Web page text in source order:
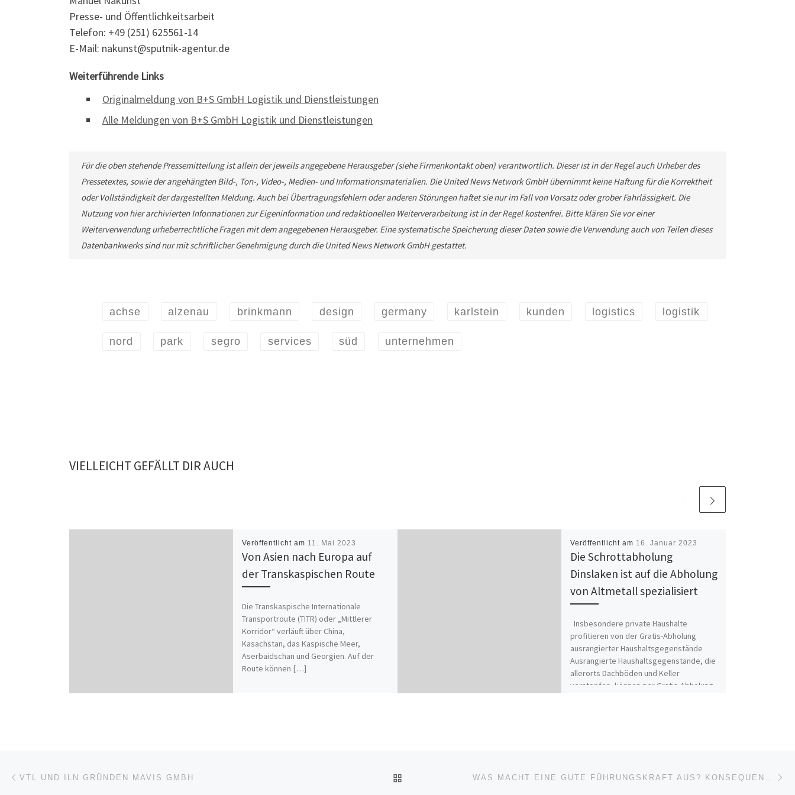
Presse- und Öffentlichkeitsarbeit
Telefon: +49 (251) 625561-14
E-Mail: nakunst@sputnik-agentur.de
Weiterführende Links
Originalmeldung von B+S GmbH Logistik und Dienstleistungen
Alle Meldungen von B+S GmbH Logistik und Dienstleistungen
Für die oben stehende Pressemitteilung ist allein der jeweils angegebene Herausgeber (siehe Firmenkontakt oben) verantwortlich. Dieser ist in der Regel auch Urheber des
Pressetextes, sowie der angehängten Bild-, Ton-, Video-, Medien- und Informationsmaterialien. Die United News Network GmbH übernimmt keine Haftung für die Korrektheit
oder Vollständigkeit der dargestellten Meldung. Auch bei Übertragungsfehlern oder anderen Störungen haftet sie nur im Fall von Vorsatz oder grober Fahrlässigkeit. Die
Nutzung von hier archivierten Informationen zur Eigeninformation und redaktionellen Weiterverarbeitung ist in der Regel kostenfrei. Bitte klären Sie vor einer
Weiterverwendung urheberrechtliche Fragen mit dem angegebenen Herausgeber. Eine systematische Speicherung dieser Daten sowie die Verwendung auch von Teilen dieses
Datenbankwerks sind nur mit schriftlicher Genehmigung durch die United News Network GmbH gestattet.
achse alzenau brinkmann design germany karlstein kunden logistics logistik
nord park segro services süd unternehmen
VIELLEICHT GEFÄLLT DIR AUCH
Veröffentlicht am 11. Mai 2023
Von Asien nach Europa auf
der Transkaspischen Route
Die Transkaspische Internationale
Transportroute (TITR) oder „Mittlerer
Korridor“ verläuft über China,
Kasachstan, das Kaspische Meer,
Aserbaidschan und Georgien. Auf der
Route können […]
Veröffentlicht am 16. Januar 2023
Die Schrottabholung
Dinslaken ist auf die Abholung
von Altmetall spezialisiert
Insbesondere private Haushalte
profitieren von der Gratis-Abholung
ausrangierter Haushaltsgegenstände
Ausrangierte Haushaltsgegenstände, die
allerorts Dachböden und Keller
verstopfen, können per Gratis-Abholung
Beitragsnavigation
VTL UND ILN GRÜNDEN MAVIS GMBH ZURÜCK ZUR BEITRAGSLISTE